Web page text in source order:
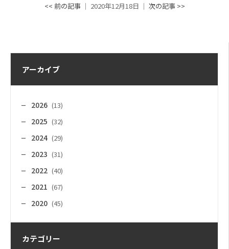
アーカイブ
2026 (13)
2025 (32)
2024 (29)
2023 (31)
2022 (40)
2021 (67)
2020 (45)
カテゴリー
<< 前の記事│ 2020年12月18日 │ 次の記事 >>